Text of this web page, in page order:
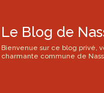
Le Blog de
Bienvenue sur ce blog privé,
charmante commune de